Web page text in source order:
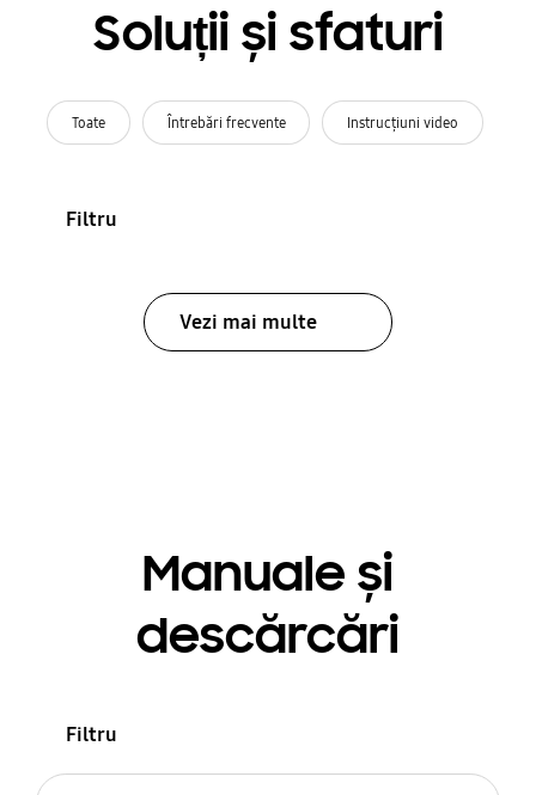
Soluții și sfaturi
Toate Întrebări frecvente Instrucţiuni video
Filtru
Vezi mai multe
Manuale și
descărcări
Filtru